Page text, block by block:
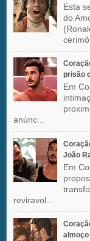
Esta
do
prisão
Em
anúnc...
João
Em
reviravol...
almoço